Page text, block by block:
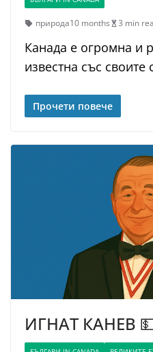
природа10 months 3 min
Канада е огромна и
известна със
Прочети повече
ИГНАТ